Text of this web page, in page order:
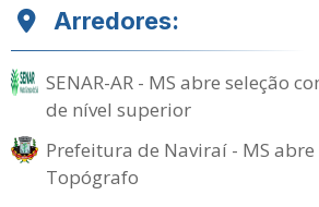
Arredores:
SENAR-AR - MS abre seleção
de nível superior
Prefeitura de Naviraí - MS abre
Topógrafo